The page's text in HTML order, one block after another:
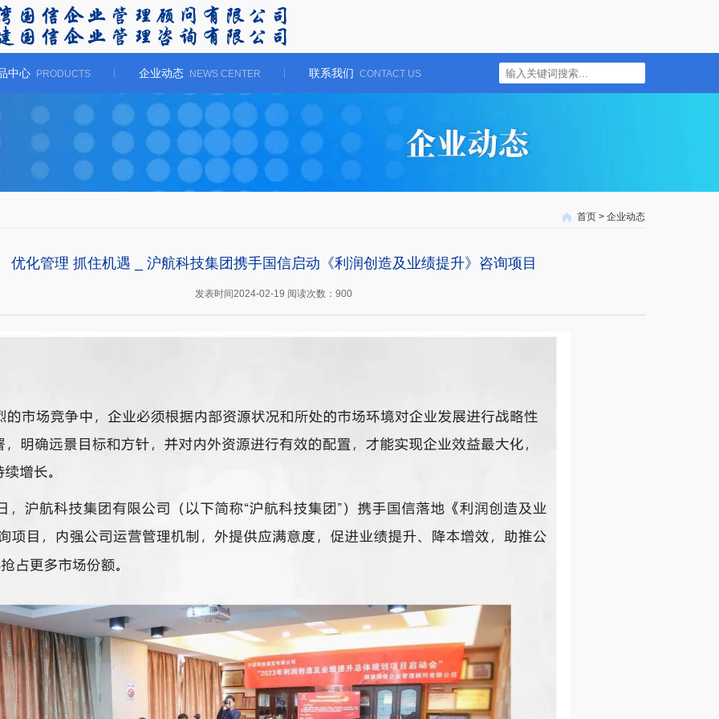
中心 PRODUCTS 企业动态 NEWS CENTER 联系我们 CONTACT US
首页 > 企业动态
优化管理 抓住机遇 _ 沪航科技集团携手国信启动《利润创造及业绩提升》咨询项目
发表时间2024-02-19 阅读次数：900